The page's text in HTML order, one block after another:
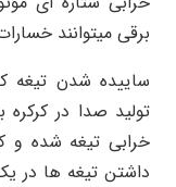
برقی میتوانند
ساییده شدن تیغه
تولید صدا در
خرابی تیغه شده و
داشتن تیغه ها در